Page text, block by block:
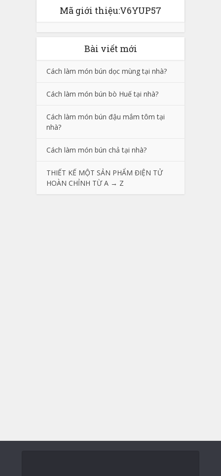
Mã giới thiệu:V6YUP57
Bài viết mới
Cách làm món bún dọc mùng tại nhà?
Cách làm món bún bò Huế tại nhà?
Cách làm món bún đậu mắm tôm tại
nhà?
Cách làm món bún chả tại nhà?
THIẾT KẾ MỘT SẢN PHẨM ĐIỆN TỬ
HOÀN CHỈNH TỪ A → Z